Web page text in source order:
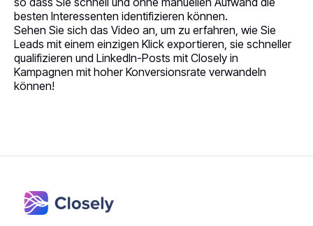
besten Interessenten identifizieren können.
Sehen Sie sich das Video an, um zu erfahren, wie Sie
Leads mit einem einzigen Klick exportieren, sie schneller
qualifizieren und LinkedIn-Posts mit Closely in
Kampagnen mit hoher Konversionsrate verwandeln
können!